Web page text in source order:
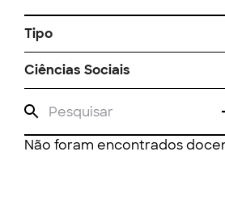
Tipo
Ciências Sociais
Não foram encontrados